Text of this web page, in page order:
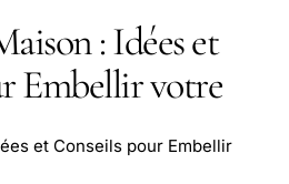
: Idées et
Embellir votre
et Conseils pour Embellir